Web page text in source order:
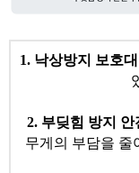
1. 낙상방지 보호대
2. 부딪힘 방지 안
무게의 부담을 줄